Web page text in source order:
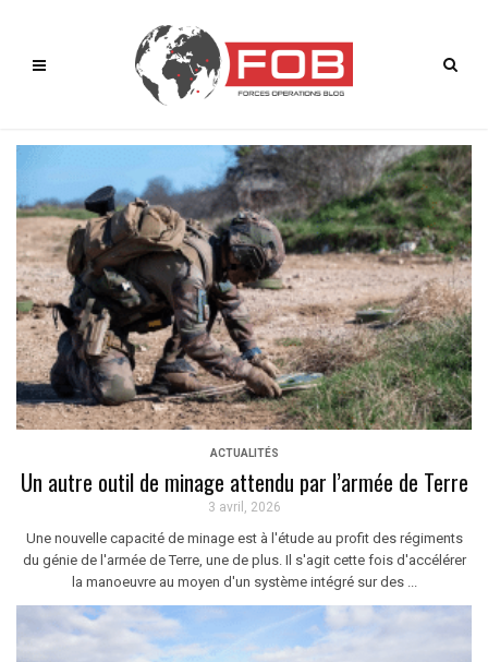
ACTUALITÉS
Un autre outil de minage attendu par l’armée de Terre
3 avril, 2026
Une nouvelle capacité de minage est à l'étude au profit des régiments
du génie de l'armée de Terre, une de plus. Il s'agit cette fois d'accélérer
la manoeuvre au moyen d'un système intégré sur des ...